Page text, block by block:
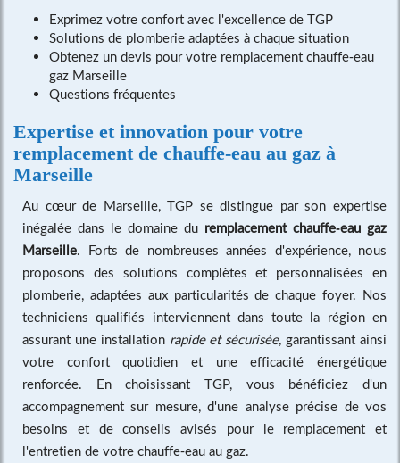
Exprimez votre confort avec l'excellence de TGP
Solutions de plomberie adaptées à chaque situation
Obtenez un devis pour votre remplacement chauffe-eau
gaz Marseille
Questions fréquentes
Expertise et innovation pour votre
remplacement de chauffe-eau au gaz à
Marseille
Au cœur de Marseille, TGP se distingue par son expertise
inégalée dans le domaine du remplacement chauffe-eau gaz
Marseille. Forts de nombreuses années d'expérience, nous
proposons des solutions complètes et personnalisées en
plomberie, adaptées aux particularités de chaque foyer. Nos
techniciens qualifiés interviennent dans toute la région en
assurant une installation rapide et sécurisée, garantissant ainsi
votre confort quotidien et une efficacité énergétique
renforcée. En choisissant TGP, vous bénéficiez d'un
accompagnement sur mesure, d'une analyse précise de vos
besoins et de conseils avisés pour le remplacement et
l'entretien de votre chauffe-eau au gaz.